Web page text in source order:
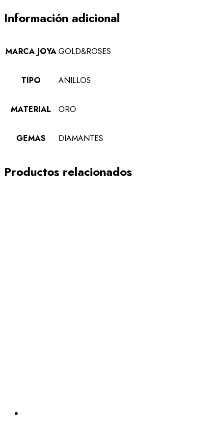
Información adicional
MARCA JOYAGOLD&ROSES
TIPO ANILLOS
MATERIAL ORO
GEMAS DIAMANTES
Productos relacionados